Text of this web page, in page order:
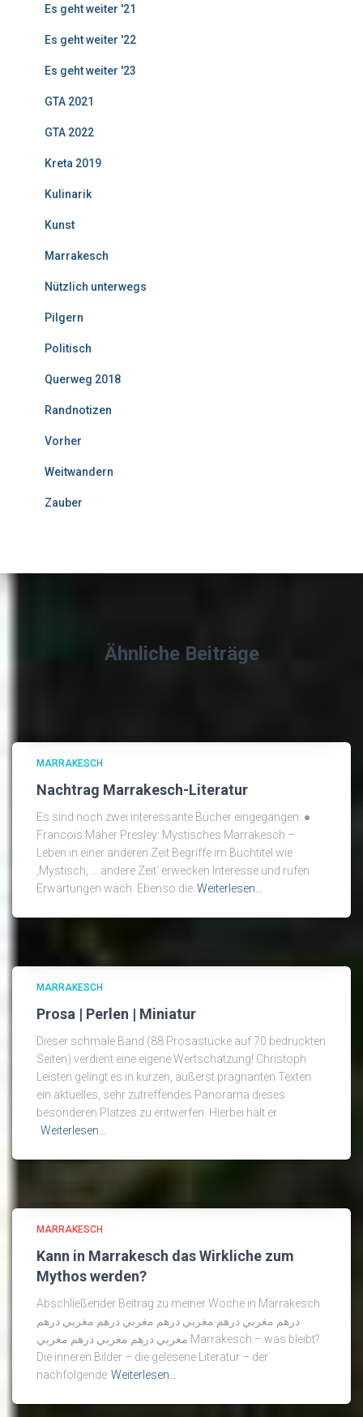
Es geht weiter '21
Es geht weiter '22
Es geht weiter '23
GTA 2021
GTA 2022
Kreta 2019
Kulinarik
Kunst
Marrakesch
Nützlich unterwegs
Pilgern
Politisch
Querweg 2018
Randnotizen
Vorher
Weitwandern
Zauber
Ähnliche Beiträge
MARRAKESCH
Nachtrag Marrakesch-Literatur
Es sind noch zwei interessante Bücher eingegangen: ●
Francois Maher Presley: Mystisches Marrakesch –
Leben in einer anderen Zeit Begriffe im Buchtitel wie
‚Mystisch, … andere Zeit‘ erwecken Interesse und rufen
Erwartungen wach. Ebenso die Weiterlesen…
MARRAKESCH
Prosa | Perlen | Miniatur
Dieser schmale Band (88 Prosastücke auf 70 bedruckten
Seiten) verdient eine eigene Wertschätzung! Christoph
Leisten gelingt es in kurzen, äußerst prägnanten Texten
ein aktuelles, sehr zutreffendes Panorama dieses
besonderen Platzes zu entwerfen. Hierbei hält er
Weiterlesen…
MARRAKESCH
Kann in Marrakesch das Wirkliche zum
Mythos werden?
Abschließender Beitrag zu meiner Woche in Marrakesch
درهم مغربي درهم مغربي درهم مغربي درهم مغربي درهم
مغربي درهم مغربي درهم مغربي Marrakesch – was bleibt?
Die inneren Bilder – die gelesene Literatur – der
nachfolgende Weiterlesen…